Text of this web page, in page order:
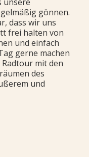
gönnen.
dass wir uns
frei halten von
und einfach
gerne machen
mit den
des
und